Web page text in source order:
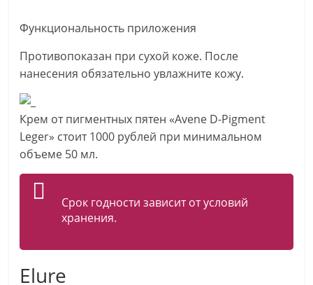
Функциональность приложения
Противопоказан при сухой коже. После
нанесения обязательно увлажните кожу.
Крем от пигментных пятен «Avene D-Pigment
Leger» стоит 1000 рублей при минимальном
объеме 50 мл.
Срок годности зависит от условий
хранения.
Elure